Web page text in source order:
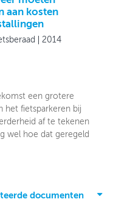
aan kosten
2014
een grotere
het fietsparkeren bij
af te tekenen
wel hoe dat geregeld
documenten